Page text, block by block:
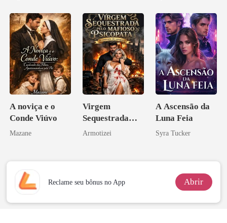
Inimigo Dele
los
A noviça e o
Conde Viúvo
Mazane
Virgem
Sequestrada
pelo Mafioso
DE SANGUE
Armotizei
A Ascensão da
Luna Feia
Syra Tucker
Reclame seu bônus no App Abrir